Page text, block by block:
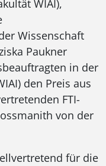
WIAI),
Wissenschaft
Paukner
in der
den Preis aus
FTI-
von der
für die